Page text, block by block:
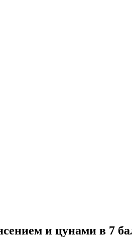
и цунами в 7